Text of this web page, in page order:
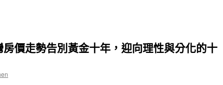
價走勢告別黃金十年，迎向理性與分化的十